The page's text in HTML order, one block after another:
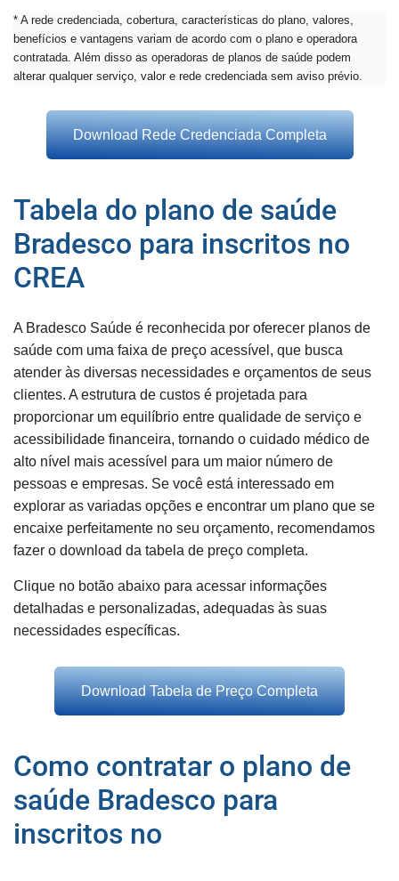
* A rede credenciada, cobertura, características do plano, valores,
benefícios e vantagens variam de acordo com o plano e operadora
contratada. Além disso as operadoras de planos de saúde podem
alterar qualquer serviço, valor e rede credenciada sem aviso prévio.
Download Rede Credenciada Completa
Tabela do plano de saúde
Bradesco para inscritos no
CREA
A Bradesco Saúde é reconhecida por oferecer planos de
saúde com uma faixa de preço acessível, que busca
atender às diversas necessidades e orçamentos de seus
clientes. A estrutura de custos é projetada para
proporcionar um equilíbrio entre qualidade de serviço e
acessibilidade financeira, tornando o cuidado médico de
alto nível mais acessível para um maior número de
pessoas e empresas. Se você está interessado em
explorar as variadas opções e encontrar um plano que se
encaixe perfeitamente no seu orçamento, recomendamos
fazer o download da tabela de preço completa.
Clique no botão abaixo para acessar informações
detalhadas e personalizadas, adequadas às suas
necessidades específicas.
Download Tabela de Preço Completa
Como contratar o plano de
saúde Bradesco para
inscritos no